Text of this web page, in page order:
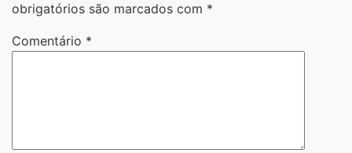
obrigatórios são marcados com *
Comentário *